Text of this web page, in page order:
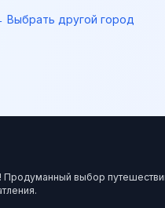
Выбрать другой город
Продуманный выбор